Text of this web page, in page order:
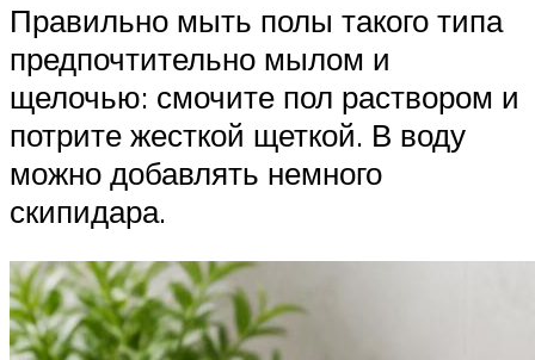
Правильно мыть полы такого типа
предпочтительно мылом и
щелочью: смочите пол раствором и
потрите жесткой щеткой. В воду
можно добавлять немного
скипидара.